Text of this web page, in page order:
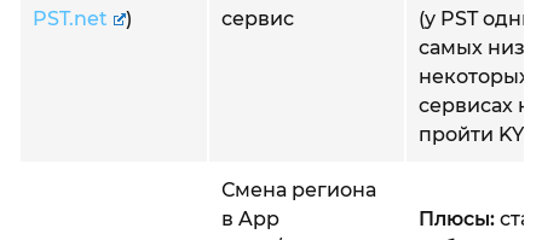
PST.net
)
сервис
(у PST одни
самых
некоторых
сервисах
пройти KYC
Смена региона
в App
Плюсы: